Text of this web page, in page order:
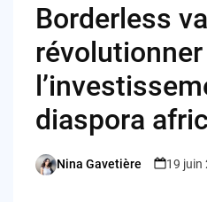
Borderless
révolutionner
diaspora
Posted
Nina Gavetière 19 juin